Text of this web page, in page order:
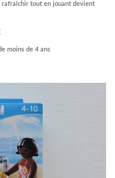
rafraîchir tout en jouant devient
moins de 4 ans